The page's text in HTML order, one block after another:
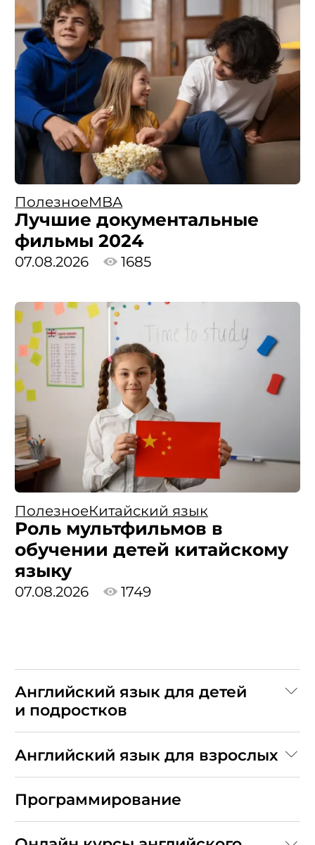
ПолезноеMBA
Лучшие документальные
фильмы 2024
07.08.2026 1685
ПолезноеКитайский язык
Роль мультфильмов в
обучении детей китайскому
языку
07.08.2026 1749
Английский язык для детей
и подростков
Английский язык для взрослых
Программирование